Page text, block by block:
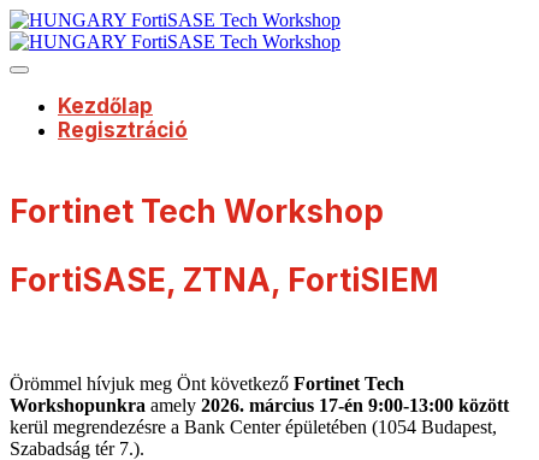
Kezdőlap
Regisztráció
Fortinet Tech Workshop
FortiSASE, ZTNA, FortiSIEM
Örömmel hívjuk meg Önt következő Fortinet Tech
Workshopunkra amely 2026. március 17-én 9:00-13:00 között
kerül megrendezésre a Bank Center épületében (1054 Budapest,
Szabadság tér 7.).